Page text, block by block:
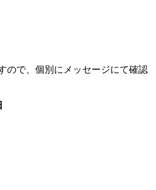
ので、個別にメッセージにて確認